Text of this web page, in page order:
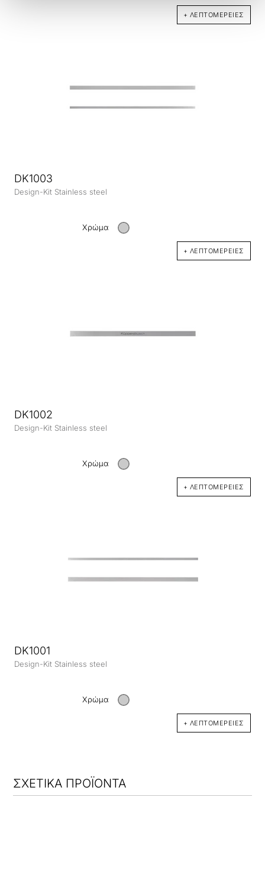
+ ΛΕΠΤΟΜΈΡΕΙΕΣ
DK1003
Design-Kit Stainless steel
Χρώμα
+ ΛΕΠΤΟΜΈΡΕΙΕΣ
DK1002
Design-Kit Stainless steel
Χρώμα
+ ΛΕΠΤΟΜΈΡΕΙΕΣ
DK1001
Design-Kit Stainless steel
Χρώμα
+ ΛΕΠΤΟΜΈΡΕΙΕΣ
ΣΧΕΤΙΚΑ ΠΡΟΪΟΝΤΑ